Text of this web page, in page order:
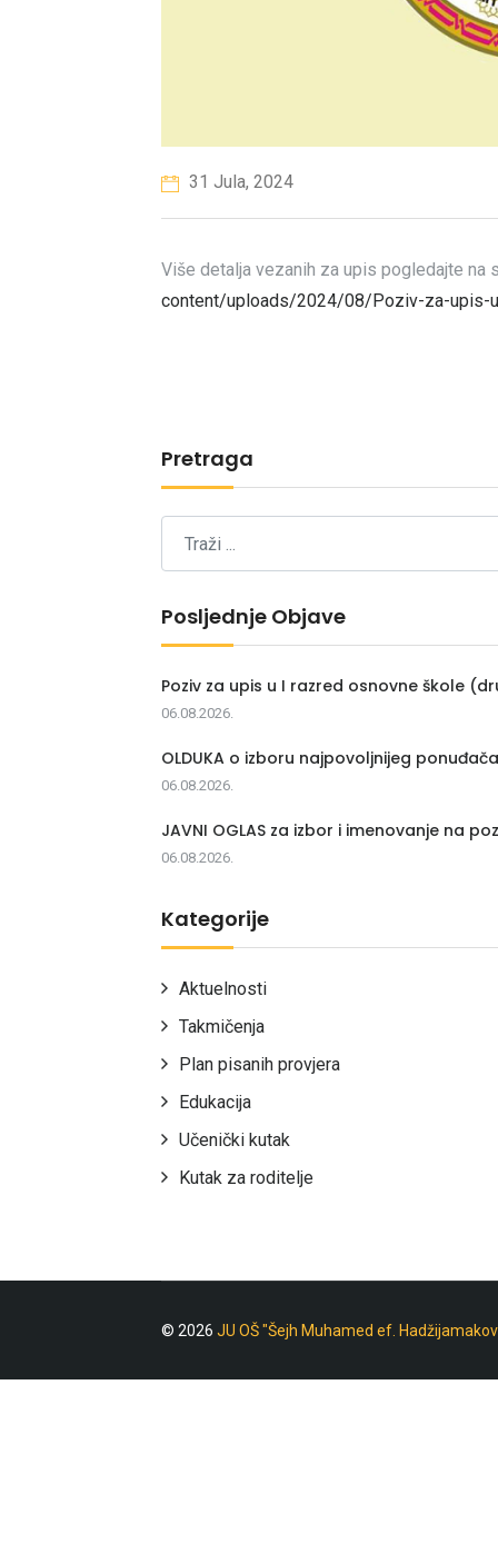
31 Jula, 2024
Više detalja vezanih za upis pogledajte na
content/uploads/2024/08/Poziv-za-upis-
Pretraga
Posljednje Objave
Poziv za upis u I razred osnovne škole
06.08.2026.
OLDUKA o izboru najpovoljnijeg
06.08.2026.
JAVNI OGLAS za izbor i imenovanje na
06.08.2026.
Kategorije
Aktuelnosti
Takmičenja
Plan pisanih provjera
Edukacija
Učenički kutak
Kutak za roditelje
© 2026 JU OŠ "Šejh Muhamed ef.